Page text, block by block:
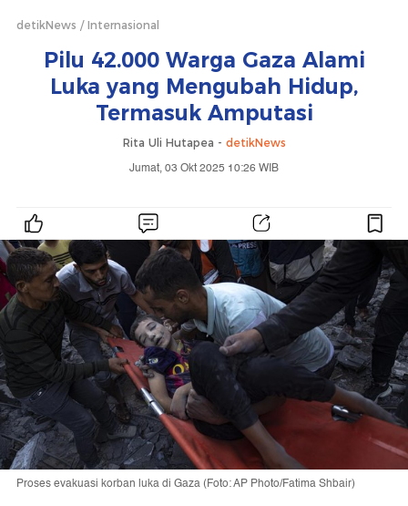
detikNews Internasional
Pilu 42.000 Warga Gaza Alami
Luka yang Mengubah Hidup,
Termasuk Amputasi
Rita Uli Hutapea - detikNews
Jumat, 03 Okt 2025 10:26 WIB
Proses evakuasi korban luka di Gaza (Foto: AP Photo/Fatima Shbair)